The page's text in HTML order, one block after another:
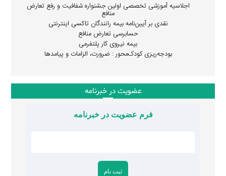
اجلاسیه آموزشی تخصصی اولین جشنواره شفافیت و رفع تعارض
منافع
نقدی بر آیین‌نامه بیمه رانندگان تاکسی اینترنتی
حسابرسی تعارض منافع
بیمه نیروی کار پلتفرمی
بودجه‌ریزی کودک‌محور : ضرورت، الزامات و پیامدها
عضویت در خبرنامه
فرم عضویت در خبرنامه